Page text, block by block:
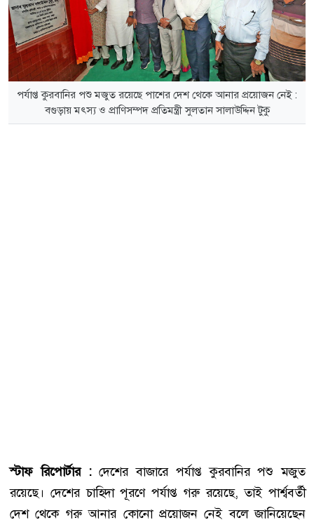
পর্যাপ্ত কুরবানির পশু মজুত রয়েছে পাশের দেশ থেকে আনার প্রয়োজন নেই :
বগুড়ায় মৎস্য ও প্রাণিসম্পদ প্রতিমন্ত্রী সুলতান সালাউদ্দিন টুকু
স্টাফ রিপোর্টার :দেশের বাজারে পর্যাপ্ত কুরবানির পশু মজুত
রয়েছে। দেশের চাহিদা পূরণে পর্যাপ্ত গরু রয়েছে, তাই পার্শ্ববর্তী
দেশ থেকে গরু আনার কোনো প্রয়োজন নেই বলে জানিয়েছেন